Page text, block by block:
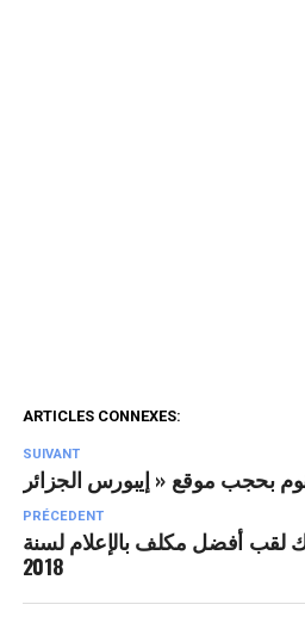
ARTICLES CONNEXES:
SUIVANT
PRÉCEDENT
لقب أفضل مكلف بالإعلام لسنة
2018